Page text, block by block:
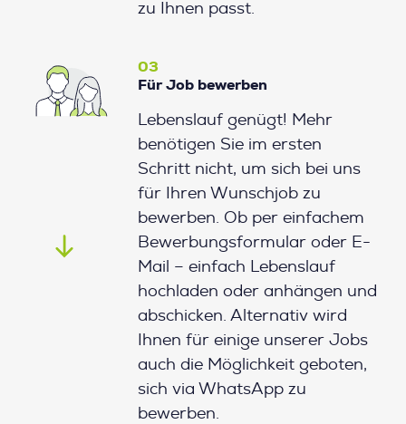
zu Ihnen passt.
03
Für Job bewerben
Lebenslauf genügt! Mehr
benötigen Sie im ersten
Schritt nicht, um sich bei uns
für Ihren Wunschjob zu
bewerben. Ob per einfachem
Bewerbungsformular oder E-
Mail – einfach Lebenslauf
hochladen oder anhängen und
abschicken. Alternativ wird
Ihnen für einige unserer Jobs
auch die Möglichkeit geboten,
sich via WhatsApp zu
bewerben.